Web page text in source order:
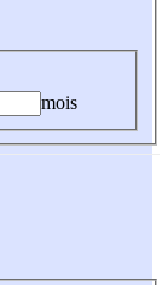
mois